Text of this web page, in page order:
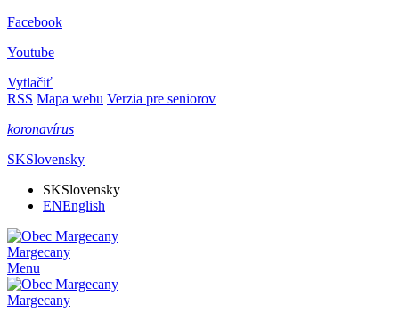
Facebook
Youtube
Vytlačiť
RSS Mapa webu Verzia pre seniorov
koronavírus
SKSlovensky
SKSlovensky
ENEnglish
Margecany
Menu
Margecany